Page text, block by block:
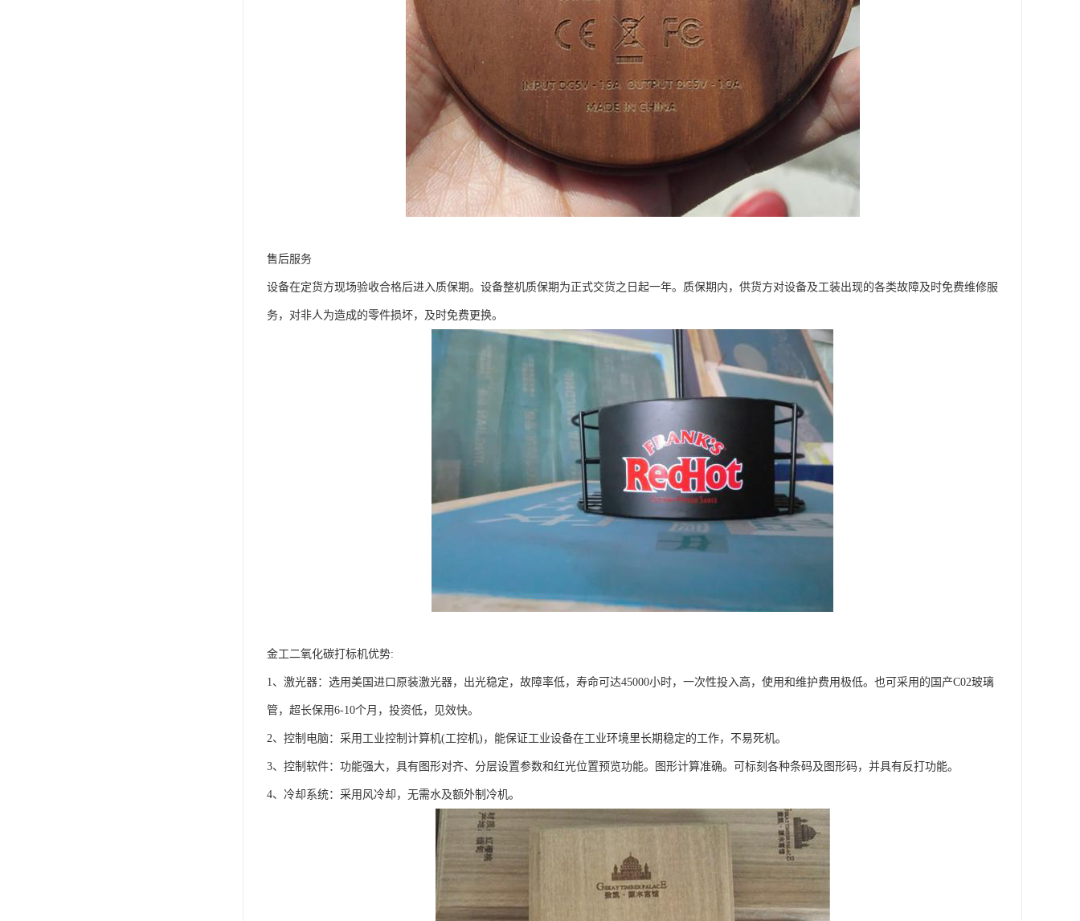
售后服务
设备在定货方现场验收合格后进入质保期。设备整机质保期为正式交货之日起一年。质保期内，供货方对设备及工装出现的各类故障及时免费维修服
务，对非人为造成的零件损坏，及时免费更换。
金工二氧化碳打标机优势:
1、激光器：选用美国进口原装激光器，出光稳定，故障率低，寿命可达45000小时，一次性投入高，使用和维护费用极低。也可采用的国产C02玻璃
管，超长保用6-10个月，投资低，见效快。
2、控制电脑：采用工业控制计算机(工控机)，能保证工业设备在工业环境里长期稳定的工作，不易死机。
3、控制软件：功能强大，具有图形对齐、分层设置参数和红光位置预览功能。图形计算准确。可标刻各种条码及图形码，并具有反打功能。
4、冷却系统：采用风冷却，无需水及额外制冷机。